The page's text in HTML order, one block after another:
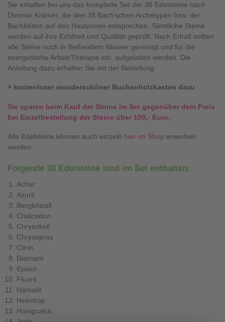
Sie erhalten bei uns das komplette Set der 38 Edelsteine nach
Dietmar Krämer, die den 38 Bach’schen Archetypen bzw. der
Bachblüten auf den Hautzonen entsprechen. Sämtliche Steine
wurden auf ihre Echtheit und Qualität geprüft. Nach Erhalt sollten
alle Steine noch in fließendem Wasser gereinigt und für die
energetische Arbeit/Therapie etc. aufgeladen werden. Die
Anleitung dazu erhalten Sie mit der Bestellung.
+ kostenloser wunderschöner Buchenholzkasten dazu
Sie sparen beim Kauf der Steine im Set gegenüber dem Preis
bei Einzelbestellung der Steine über 150,- Euro.
Alle Edelsteine können auch einzeln hier im Shop erworben
werden.
Folgende 38 Edelsteine sind im Set enthalten:
Achat
Azurit
Bergkristall
Chalcedon
Chrysokoll
Chrysopras
Citrin
Diamant
Epidot
Fluorit
Hämatit
Heliotrop
Honigcalcit